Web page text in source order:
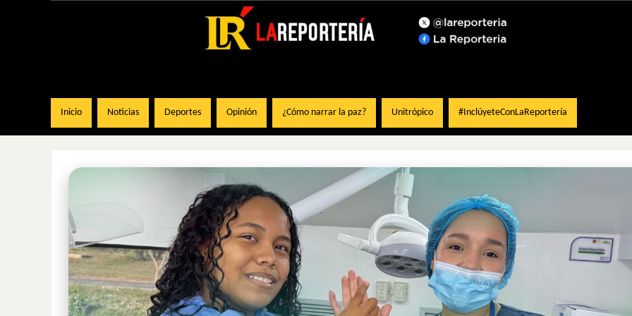
Inicio Noticias Deportes Opinión ¿Cómo narrar la paz? Unitrópico #InclúyeteConLaReportería